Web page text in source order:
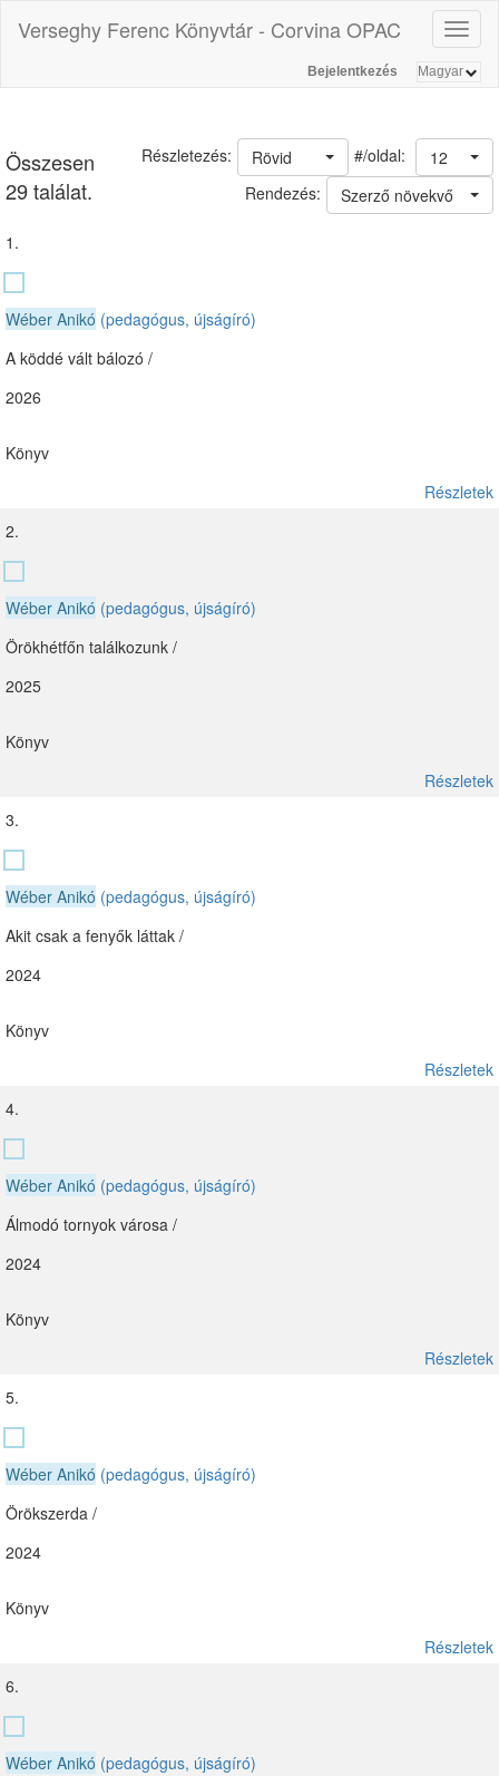
Verseghy Ferenc Könyvtár - Corvina OPAC
Bejelentkezés
Összesen
29 találat.
#/oldal: 12
Rövid
Részletezés:
Rendezés:
Szerző növekvő
1.
Wéber Anikó (pedagógus, újságíró)
A köddé vált bálozó /
2026
Könyv
Részletek
2.
Wéber Anikó (pedagógus, újságíró)
Örökhétfőn találkozunk /
2025
Könyv
Részletek
3.
Wéber Anikó (pedagógus, újságíró)
Akit csak a fenyők láttak /
2024
Könyv
Részletek
4.
Wéber Anikó (pedagógus, újságíró)
Álmodó tornyok városa /
2024
Könyv
Részletek
5.
Wéber Anikó (pedagógus, újságíró)
Örökszerda /
2024
Könyv
Részletek
6.
Wéber Anikó (pedagógus, újságíró)